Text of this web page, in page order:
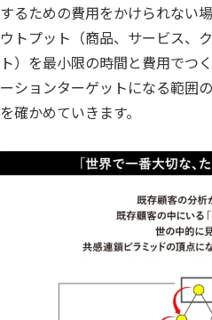
するための費用をかけられない
ウトプット（商品、サービス、
ト）を最小限の時間と費用でつ
ーションターゲットになる範囲
を確かめていきます。